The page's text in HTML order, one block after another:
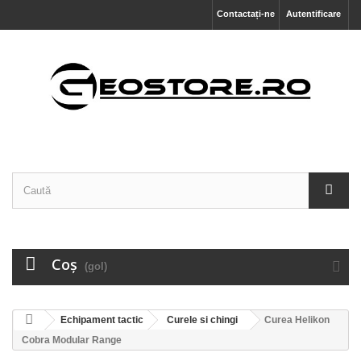
Autentificare
Contactați-ne
Coş (gol)
Echipament tactic Curele si chingi
Curea Helikon
Cobra Modular Range